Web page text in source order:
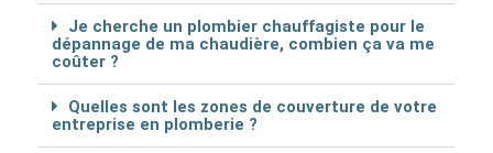
Je cherche un plombier chauffagiste pour le
dépannage de ma chaudière, combien ça va me
coûter ?
Quelles sont les zones de couverture de votre
entreprise en plomberie ?